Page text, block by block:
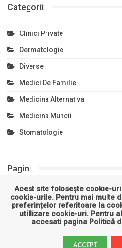
Categorii
Clinici Private
Dermatologie
Diverse
Medici De Familie
Medicina Alternativa
Medicina Muncii
Stomatologie
Pagini
Politică de confidențialitate
Politică privind fișierele cookies
Acest site folosește cookie-
cookie-urile. Pentru mai multe
preferințelor referitoare la
utillizare cookie-uri. Pentru
accesati pagina Politică
ACCEPT